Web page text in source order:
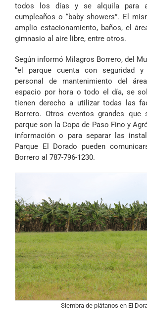
todos los días y se alquila para
cumpleaños o “baby showers”. El
amplio estacionamiento, baños, el
gimnasio al aire libre, entre otros.
Según informó Milagros Borrero, del
“el parque cuenta con seguridad
personal de mantenimiento del
espacio por hora o todo el día, se
tienen derecho a utilizar todas las
Borrero. Otros eventos grandes que
parque son la Copa de Paso Fino y
información o para separar las
Parque El Dorado pueden
Borrero al 787-796-1230.
Siembra de plátanos en El